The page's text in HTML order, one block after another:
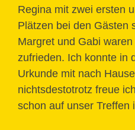
Regina mit zwei ersten
Plätzen bei den Gästen
Margret und Gabi
zufrieden. Ich konnte in
Urkunde mit nach
nichtsdestotrotz freue
schon auf unser Treffen